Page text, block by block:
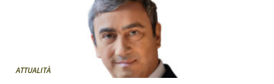
ATTUALITÀ